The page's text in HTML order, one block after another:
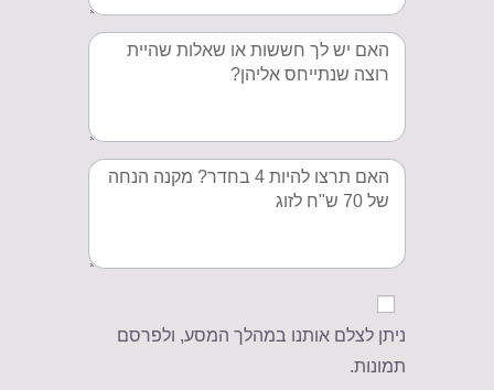
ניתן לצלם אותנו במהלך המסע, ולפרסם
תמונות.